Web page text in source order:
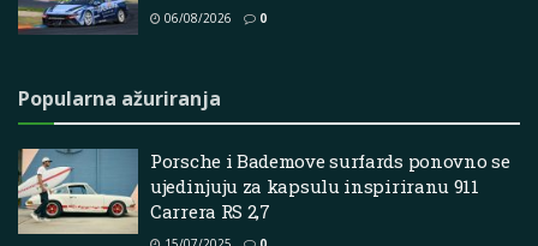
06/08/2026 0
Popularna ažuriranja
Porsche i Bademove surfards ponovno se
ujedinjuju za kapsulu inspiriranu 911
Carrera RS 2,7